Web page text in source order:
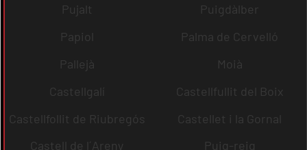
Pujalt
Puigdàlber
Papiol
Palma de Cervelló
Pallejà
Moià
Castellgalí
Castellfullit del Boix
Castellfollit de Riubregós
Castellet i la Gornal
Castell de l´Areny
Puig-reig